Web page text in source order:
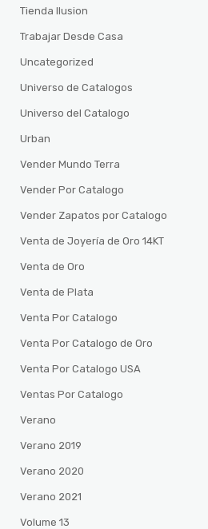
Tienda Ilusion
Trabajar Desde Casa
Uncategorized
Universo de Catalogos
Universo del Catalogo
Urban
Vender Mundo Terra
Vender Por Catalogo
Vender Zapatos por Catalogo
Venta de Joyería de Oro 14KT
Venta de Oro
Venta de Plata
Venta Por Catalogo
Venta Por Catalogo de Oro
Venta Por Catalogo USA
Ventas Por Catalogo
Verano
Verano 2019
Verano 2020
Verano 2021
Volume 13